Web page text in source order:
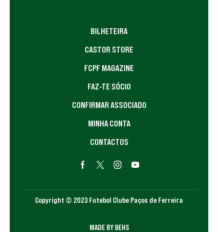
BILHETEIRA
CASTOR STORE
FCPF MAGAZINE
FAZ-TE SÓCIO
CONFIRMAR ASSOCIADO
MINHA CONTA
CONTACTOS
Copyright © 2023 Futebol Clube Paços de Ferreira
MADE BY BEHS